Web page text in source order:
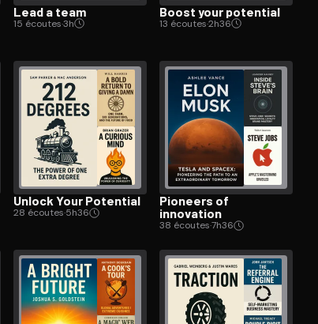
Lead a team
15 écoutes·3h
Boost your potential
13 écoutes·2h36
Unlock Your Potential
28 écoutes·5h36
Pioneers of
innovation
38 écoutes·7h36